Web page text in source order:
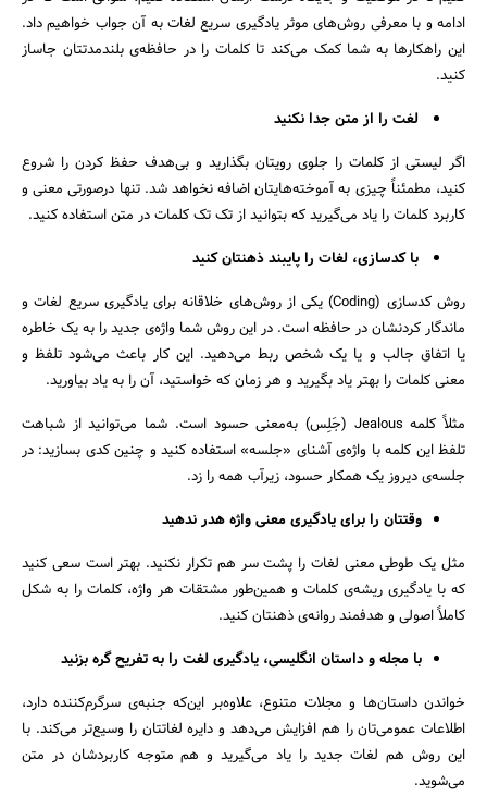
جستجو
ادامه و با معرفی روش‌های موثر یادگیری سریع لغات به آن جواب خواهیم داد.
این راهکارها به شما کمک می‌کند تا کلمات را در حافظه‌ی بلندمدتتان جاساز
کنید.
لغت را از متن جدا نکنید
اگر لیستی از کلمات را جلوی رویتان بگذارید و بی‌هدف حفظ کردن را شروع
کنید، مطمئناً چیزی به آموخته‌هایتان اضافه نخواهد شد. تنها درصورتی معنی و
کاربرد کلمات را یاد می‌گیرید که بتوانید از تک تک کلمات در متن استفاده کنید.
با کدسازی، لغات را پایبند ذهنتان کنید
روش کدسازی (Coding) یکی از روش‌های خلاقانه برای یادگیری سریع لغات و
ماندگار کردنشان در حافظه است. در این روش شما واژه‌ی جدید را به یک خاطره
یا اتفاق جالب و یا یک شخص ربط می‌دهید. این کار باعث می‌شود تلفظ و
معنی کلمات را بهتر یاد بگیرید و هر زمان که خواستید، آن را به یاد بیاورید.
مثلاً کلمه Jealous (جَلِس) به‌معنی حسود است. شما می‌توانید از شباهت
تلفظ این کلمه با واژه‌ی آشنای «جلسه» استفاده کنید و چنین کدی بسازید: در
جلسه‌ی دیروز یک همکار حسود، زیرآب همه را زد.
وقتتان را برای یادگیری معنی واژه هدر ندهید
مثل یک طوطی معنی لغات را پشت سر هم تکرار نکنید. بهتر است سعی کنید
که با یادگیری ریشه‌ی کلمات و همین‌طور مشتقات هر واژه، کلمات را به شکل
کاملاً اصولی و هدفمند روانه‌ی ذهنتان کنید.
با مجله و داستان انگلیسی، یادگیری لغت را به تفریح گره بزنید
خواندن داستان‌ها و مجلات متنوع، علاوه‌بر این‌که جنبه‌ی سرگرم‌کننده دارد،
اطلاعات عمومی‌تان را هم افزایش می‌دهد و دایره لغاتتان را وسیع‌تر می‌کند. با
این روش هم لغات جدید را یاد می‌گیرید و هم متوجه کاربردشان در متن
می‌شوید.